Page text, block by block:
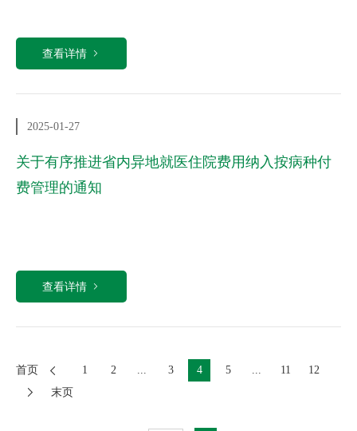
查看详情
2025-01-27
关于有序推进省内异地就医住院费用纳入按病种付
费管理的通知
查看详情
首页 1 2 ... 3 4 5 ... 11
12
末页